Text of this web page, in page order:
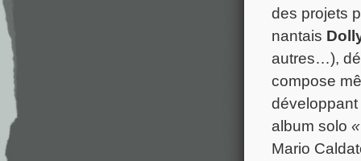
des projets
nantais
autres…),
compose
album solo
Mario